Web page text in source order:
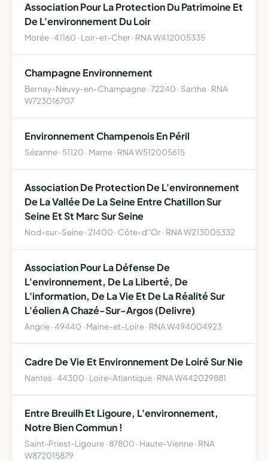
Association Pour La Protection Du Patrimoine Et
De L'environnement Du Loir
Morée · 41160 · Loir-et-Cher · RNA W412005335
Champagne Environnement
Bernay-Neuvy-en-Champagne · 72240 · Sarthe · RNA
W723016707
Environnement Champenois En Péril
Sézanne · 51120 · Marne · RNA W512005615
Association De Protection De L'environnement
De La Vallée De La Seine Entre Chatillon Sur
Seine Et St Marc Sur Seine
Nod-sur-Seine · 21400 · Côte-d''Or · RNA W213005332
Association Pour La Défense De
L'environnement, De La Liberté, De
L'information, De La Vie Et De La Réalité Sur
L'éolien A Chazé-Sur-Argos (Delivre)
Angrie · 49440 · Maine-et-Loire · RNA W494004923
Cadre De Vie Et Environnement De Loiré Sur Nie
Nantes · 44300 · Loire-Atlantique · RNA W442029881
Entre Breuilh Et Ligoure, L'environnement,
Notre Bien Commun !
Saint-Priest-Ligoure · 87800 · Haute-Vienne · RNA
W872015879